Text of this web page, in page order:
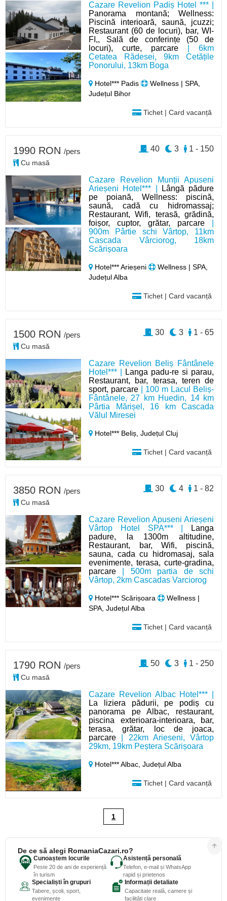
Cazare Revelion Padiș Hotel *** |
Panorama montană; Wellness:
Piscină interioară, saună, jcuzzi;
Restaurant (60 de locuri), bar, WI-
FI,, Sală de conferințe (50 de
locuri), curte, parcare | 6km
Cetatea Rădesei, 9km Cetățile
Ponorului, 13km Boga
Hotel*** Padis
Wellness | SPA,
Județul Bihor
Tichet | Card vacanță
Cazare Revelion Munții Apuseni
Arieșeni Hotel*** |
Lângă pădure
pe poiană, Wellness: piscină,
saună, cadă cu hidromassaj;
Restaurant, Wifi, terasă, grădină,
foișor, cuptor, grătar, parcare
900m Pârtie schi Vârtop, 11km
Cascada Vârciorog, 18km
Scărișoara
Hotel*** Arieșeni
Wellness | SPA,
Județul Alba
Tichet | Card vacanță
1990 RON /pers
Cu masă
1 - 150
3
40
Cazare Revelion Beliș Fântânele
Hotel*** |
Langa padu-re si parau,
Restaurant, bar, terasa, teren de
sport, parcare | 100 m Lacul Beliș-
Fântânele, 27 km Huedin, 14 km
Pârtia Mărișel, 16 km Cascada
Vălul Miresei
Hotel*** Beliș,Județul Cluj
Tichet | Card vacanță
1500 RON /pers
Cu masă
1 - 65
3
30
Cazare Revelion Apuseni Arieșeni
Vârtop Hotel SPA*** |
Langa
padure, la 1300m altitudine,
Restaurant, bar, Wifi, piscină,
sauna, cada cu hidromasaj, sala
evenimente, terasa, curte-gradina,
parcare | 500m partia de schi
Vârtop, 2km Cascadas Varciorog
Hotel*** Scărișoara
Wellness |
SPA, Județul Alba
Tichet | Card vacanță
3850 RON /pers
Cu masă
1 - 82
4
30
Cazare Revelion Albac Hotel*** |
La liziera pădurii, pe podiș cu
panorama pe Albac, restaurant,
piscina exterioara-interioara, bar,
terasa, grătar, loc de joaca,
parcare | 22km Arieseni, Vârtop
29km, 19km Peștera Scărișoara
Hotel*** Albac,Județul Alba
Tichet | Card vacanță
1790 RON /pers
Cu masă
1 - 250
3
50
1
De ce să alegi RomaniaCazari.ro?
Cunoaștem locurile
Peste 20 de ani de experiență
în turism
Asistență personală
Telefon, e-mail și WhatsApp
rapid și prietenos
Specialiști în grupuri
Tabere, școli, sport,
evenimente
Informații detaliate
Capacitate reală, camere și
facilități clare